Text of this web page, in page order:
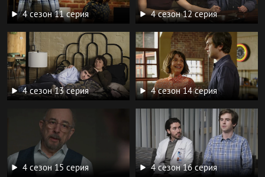
4 сезон 11 серия 4 сезон 12 серия
4 сезон 13 серия 4 сезон 14 серия
4 сезон 15 серия 4 сезон 16 серия